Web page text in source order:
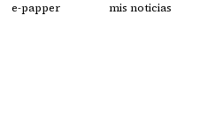
e-papper mis noticias